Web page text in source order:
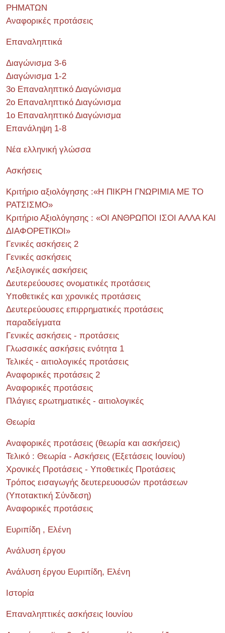
ΡΗΜΑΤΩΝ
Αναφορικές προτάσεις
Επαναληπτικά
Διαγώνισμα 3-6
Διαγώνισμα 1-2
3ο Επαναληπτικό Διαγώνισμα
2ο Επαναληπτικό Διαγώνισμα
1ο Επαναληπτικό Διαγώνισμα
Επανάληψη 1-8
Νέα ελληνική γλώσσα
Ασκήσεις
Κριτήριο αξιολόγησης :«Η ΠΙΚΡΗ ΓΝΩΡΙΜΙΑ ΜΕ ΤΟ
ΡΑΤΣΙΣΜΟ»
Κριτήριο Αξιολόγησης : «ΟΙ ΑΝΘΡΩΠΟΙ ΙΣΟΙ ΑΛΛΑ ΚΑΙ
ΔΙΑΦΟΡΕΤΙΚΟΙ»
Γενικές ασκήσεις 2
Γενικές ασκήσεις
Λεξιλογικές ασκήσεις
Δευτερεύουσες ονοματικές προτάσεις
Υποθετικές και χρονικές προτάσεις
Δευτερεύουσες επιρρηματικές προτάσεις
παραδείγματα
Γενικές ασκήσεις - προτάσεις
Γλωσσικές ασκήσεις ενότητα 1
Τελικές - αιτιολογικές προτάσεις
Αναφορικές προτάσεις 2
Αναφορικές προτάσεις
Πλάγιες ερωτηματικές - αιτιολογικές
Θεωρία
Αναφορικές προτάσεις (θεωρία και ασκήσεις)
Τελικό : Θεωρία - Ασκήσεις (Εξετάσεις Ιουνίου)
Χρονικές Προτάσεις - Υποθετικές Προτάσεις
Τρόπος εισαγωγής δευτερευουσών προτάσεων
(Υποτακτική Σύνδεση)
Αναφορικές προτάσεις
Ευριπίδη , Ελένη
Ανάλυση έργου
Ανάλυση έργου Ευριπίδη, Ελένη
Ιστορία
Επαναληπτικές ασκήσεις Ιουνίου